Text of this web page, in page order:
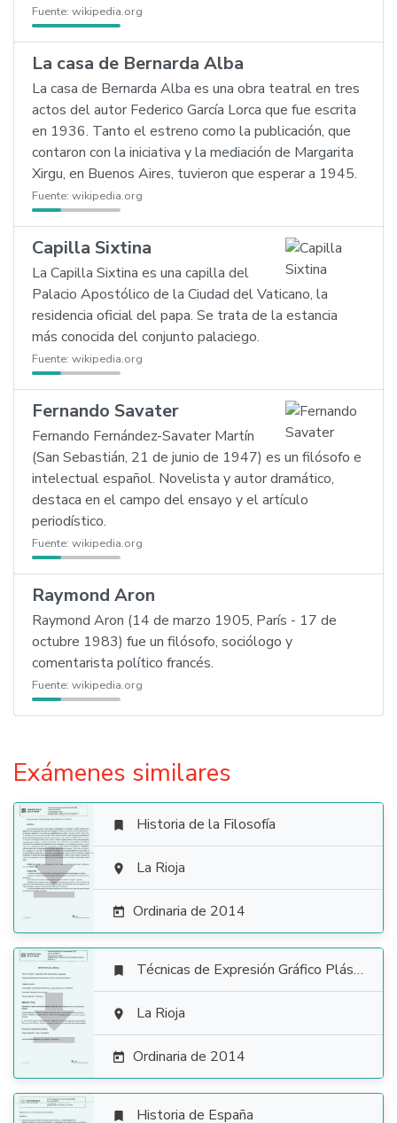
Fuente: wikipedia.org
La casa de Bernarda Alba
La casa de Bernarda Alba es una obra teatral en tres
actos del autor Federico García Lorca que fue escrita
en 1936. Tanto el estreno como la publicación, que
contaron con la iniciativa y la mediación de Margarita
Xirgu, en Buenos Aires, tuvieron que esperar a 1945.
Fuente: wikipedia.org
Capilla Sixtina
La Capilla Sixtina es una capilla del
Palacio Apostólico de la Ciudad del Vaticano, la
residencia oficial del papa. Se trata de la estancia
más conocida del conjunto palaciego.
Fuente: wikipedia.org
Fernando Savater
Fernando Fernández-Savater Martín
(San Sebastián, 21 de junio de 1947) es un filósofo e
intelectual español. Novelista y autor dramático,
destaca en el campo del ensayo y el artículo
periodístico.
Fuente: wikipedia.org
Raymond Aron
Raymond Aron (14 de marzo 1905, París - 17 de
octubre 1983) fue un filósofo, sociólogo y
comentarista político francés.
Fuente: wikipedia.org
Exámenes similares

 Historia de la Filosofía
 La Rioja
 Ordinaria de 2014

 Técnicas de Expresión Gráfico Plástica
 La Rioja
 Ordinaria de 2014
 Historia de España